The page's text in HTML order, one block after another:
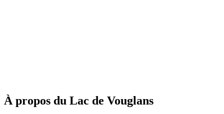
À propos du Lac de Vouglans